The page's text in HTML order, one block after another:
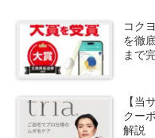
コク
を徹
まで
【当
クー
解説